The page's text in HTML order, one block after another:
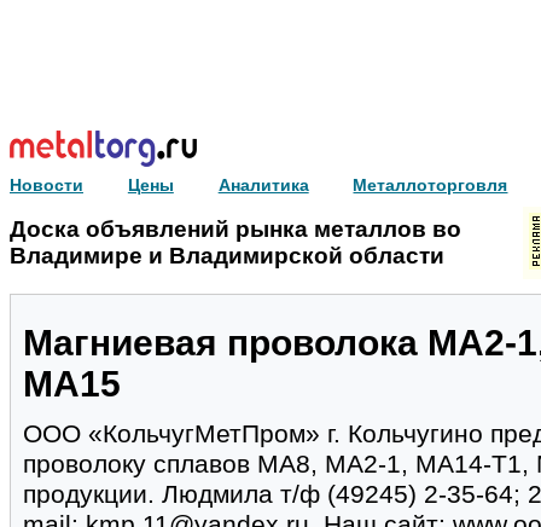
Новости Цены Аналитика Металлоторговля
Доска объявлений рынка металлов во
Владимире и Владимирской области
Магниевая проволока МА2-
МА15
ООО «КольчугМетПром» г. Кольчугино
проволоку сплавов МА8, МА2-1, МА14-Т1,
продукции. Людмила т/ф (49245) 2-35-64;